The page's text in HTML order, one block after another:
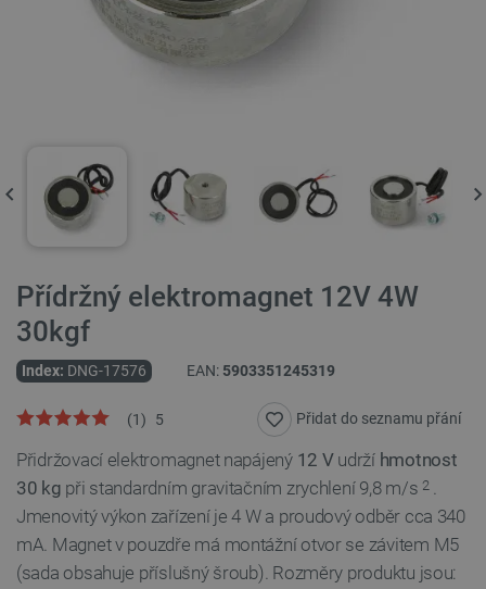
Přídržný elektromagnet 12V 4W
30kgf
Index: DNG-17576 EAN: 5903351245319
5
(1) Přidat do seznamu přání
Přidržovací elektromagnet napájený 12 Vudrží hmotnost
30 kg při standardním gravitačním zrychlení 9,8 m/s 2.
Jmenovitý výkon zařízení je 4 W a proudový odběr cca 340
mA. Magnet v pouzdře má montážní otvor se závitem M5
(sada obsahuje příslušný šroub). Rozměry produktu jsou: